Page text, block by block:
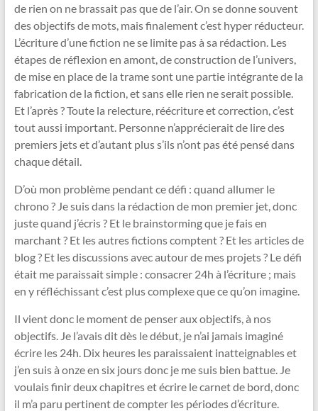
de rien on ne brassait pas que de l’air. On se donne souvent
des objectifs de mots, mais finalement c’est hyper réducteur.
L’écriture d’une fiction ne se limite pas à sa rédaction. Les
étapes de réflexion en amont, de construction de l’univers,
de mise en place de la trame sont une partie intégrante de la
fabrication de la fiction, et sans elle rien ne serait possible.
Et l’après ? Toute la relecture, réécriture et correction, c’est
tout aussi important. Personne n’apprécierait de lire des
premiers jets et d’autant plus s’ils n’ont pas été pensé dans
chaque détail.
D’où mon problème pendant ce défi : quand allumer le
chrono ? Je suis dans la rédaction de mon premier jet, donc
juste quand j’écris ? Et le brainstorming que je fais en
marchant ? Et les autres fictions comptent ? Et les articles de
blog ? Et les discussions avec autour de mes projets ? Le défi
était me paraissait simple : consacrer 24h à l’écriture ; mais
en y réfléchissant c’est plus complexe que ce qu’on imagine.
Il vient donc le moment de penser aux objectifs, à nos
objectifs. Je l’avais dit dès le début, je n’ai jamais imaginé
écrire les 24h. Dix heures les paraissaient inatteignables et
j’en suis à onze en six jours donc je me suis bien battue. Je
voulais finir deux chapitres et écrire le carnet de bord, donc
il m’a paru pertinent de compter les périodes d’écriture.